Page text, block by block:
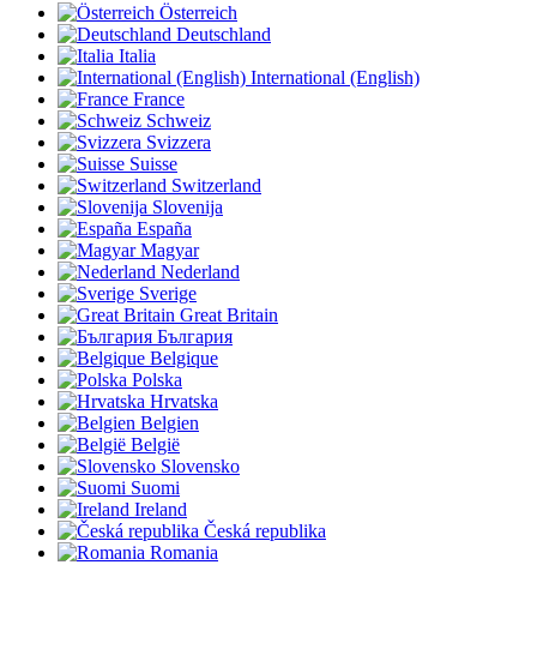
Österreich
Deutschland
Italia
International (English)
France
Schweiz
Svizzera
Suisse
Switzerland
Slovenija
España
Magyar
Nederland
Sverige
Great Britain
България
Belgique
Polska
Hrvatska
Belgien
België
Slovensko
Suomi
Ireland
Česká republika
Romania